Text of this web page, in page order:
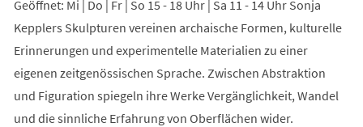
Geöffnet: Mi | Do | Fr | So 15 - 18 Uhr | Sa 11 - 14 Uhr Sonja
Kepplers Skulpturen vereinen archaische Formen, kulturelle
Erinnerungen und experimentelle Materialien zu einer
eigenen zeitgenössischen Sprache. Zwischen Abstraktion
und Figuration spiegeln ihre Werke Vergänglichkeit, Wandel
und die sinnliche Erfahrung von Oberflächen wider.